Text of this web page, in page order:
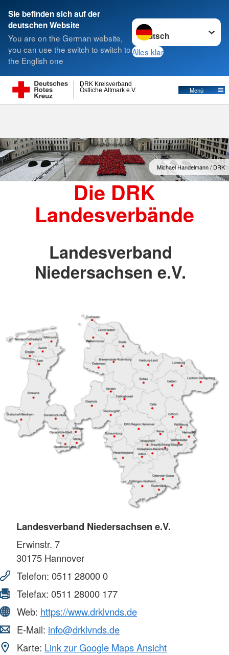
Sie befinden sich auf der
deutschen Website
You are on the German website,
you can use the switch to switch to
the English one
Sprache wechseln zu
Alles klar
Östliche Altmark e.V.
DRK Kreisverband
Menü
Suche
Landesverbände
Michael Handelmann / DRK
Die DRK
Landesverbände
Landesverband
Niedersachsen e.V.
Landesverband Niedersachsen e.V.
Erwinstr. 7
30175 Hannover
Telefon: 0511 28000 0
Telefax: 0511 28000 177
Web: https://www.drklvnds.de
E-Mail: info@drklvnds.de
Karte: Link zur Google Maps Ansicht